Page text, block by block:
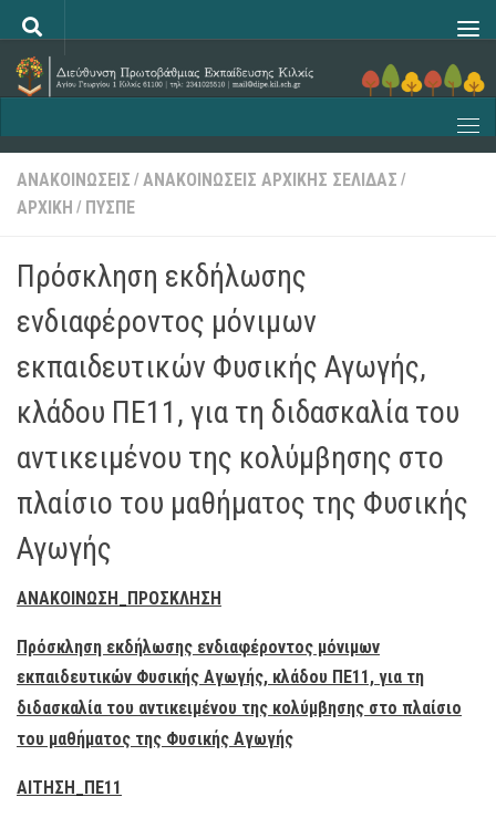
Skip to content
ΑΝΑΚΟΙΝΩΣΕΙΣ / ΑΝΑΚΟΙΝΩΣΕΙΣ ΑΡΧΙΚΗΣ ΣΕΛΙΔΑΣ /
ΑΡΧΙΚΗ / ΠΥΣΠΕ
Πρόσκληση εκδήλωσης
ενδιαφέροντος μόνιμων
εκπαιδευτικών Φυσικής Αγωγής,
κλάδου ΠΕ11, για τη διδασκαλία του
αντικειμένου της κολύμβησης στο
πλαίσιο του μαθήματος της Φυσικής
Αγωγής
ΑΝΑΚΟΙΝΩΣΗ_ΠΡΟΣΚΛΗΣΗ
Πρόσκληση εκδήλωσης ενδιαφέροντος μόνιμων
εκπαιδευτικών Φυσικής Αγωγής, κλάδου ΠΕ11, για τη
διδασκαλία του αντικειμένου της κολύμβησης στο πλαίσιο
του μαθήματος της Φυσικής Αγωγής
ΑΙΤΗΣΗ_ΠΕ11